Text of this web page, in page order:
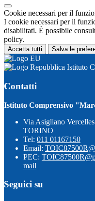
Cookie necessari per il
I cookie necessari per il
disabilitati. È possibile
policy.
Accetta tutti Salva le
Istituto
Contatti
Istituto Comprensivo
Via Asigliano
TORINO
Tel: 011 01167150
Email:
PEC:
mail
Seguici su